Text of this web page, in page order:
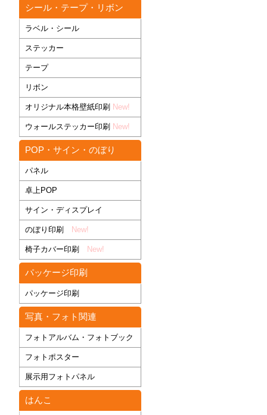
シール・テープ・リボン
ラベル・シール
ステッカー
テープ
リボン
オリジナル本格壁紙印刷 New!
ウォールステッカー印刷 New!
POP・サイン・のぼり
パネル
卓上POP
サイン・ディスプレイ
のぼり印刷 New!
椅子カバー印刷 New!
パッケージ印刷
パッケージ印刷
写真・フォト関連
フォトアルバム・フォトブック
フォトポスター
展示用フォトパネル
はんこ